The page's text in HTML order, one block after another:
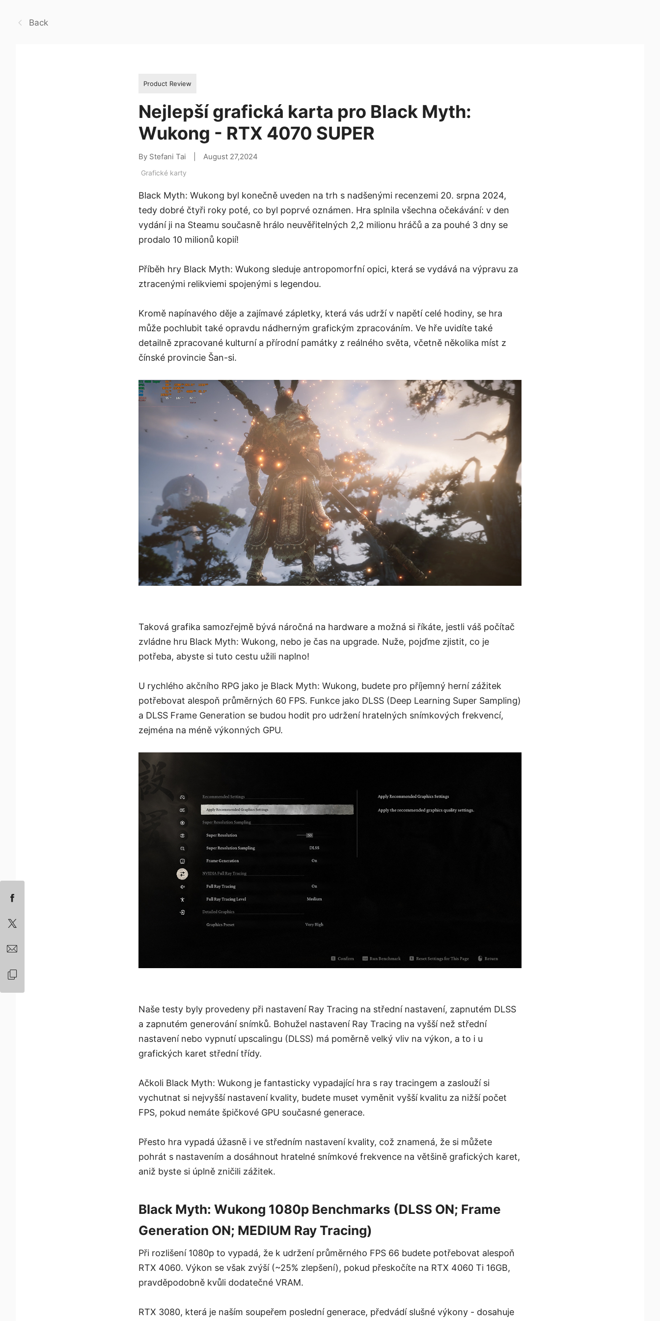
Back
Product Review
Nejlepší grafická karta pro Black Myth:
Wukong - RTX 4070 SUPER
By Stefani Tai August 27,2024
Grafické karty
Black Myth: Wukong byl konečně uveden na trh s nadšenými recenzemi 20. srpna 2024,
tedy dobré čtyři roky poté, co byl poprvé oznámen. Hra splnila všechna očekávání: v den
vydání ji na Steamu současně hrálo neuvěřitelných 2,2 milionu hráčů a za pouhé 3 dny se
prodalo 10 milionů kopií!
Příběh hry Black Myth: Wukong sleduje antropomorfní opici, která se vydává na výpravu za
ztracenými relikviemi spojenými s legendou.
Kromě napínavého děje a zajímavé zápletky, která vás udrží v napětí celé hodiny, se hra
může pochlubit také opravdu nádherným grafickým zpracováním. Ve hře uvidíte také
detailně zpracované kulturní a přírodní památky z reálného světa, včetně několika míst z
čínské provincie Šan-si.
Taková grafika samozřejmě bývá náročná na hardware a možná si říkáte, jestli váš počítač
zvládne hru Black Myth: Wukong, nebo je čas na upgrade. Nuže, pojďme zjistit, co je
potřeba, abyste si tuto cestu užili naplno!
U rychlého akčního RPG jako je Black Myth: Wukong, budete pro příjemný herní zážitek
potřebovat alespoň průměrných 60 FPS. Funkce jako DLSS (Deep Learning Super Sampling)
a DLSS Frame Generation se budou hodit pro udržení hratelných snímkových frekvencí,
zejména na méně výkonných GPU.
Naše testy byly provedeny při nastavení Ray Tracing na střední nastavení, zapnutém DLSS
a zapnutém generování snímků. Bohužel nastavení Ray Tracing na vyšší než střední
nastavení nebo vypnutí upscalingu (DLSS) má poměrně velký vliv na výkon, a to i u
grafických karet střední třídy.
Ačkoli Black Myth: Wukong je fantasticky vypadající hra s ray tracingem a zaslouží si
vychutnat si nejvyšší nastavení kvality, budete muset vyměnit vyšší kvalitu za nižší počet
FPS, pokud nemáte špičkové GPU současné generace.
Přesto hra vypadá úžasně i ve středním nastavení kvality, což znamená, že si můžete
pohrát s nastavením a dosáhnout hratelné snímkové frekvence na většině grafických karet,
aniž byste si úplně zničili zážitek.
Black Myth: Wukong 1080p Benchmarks (DLSS ON; Frame
Generation ON; MEDIUM Ray Tracing)
Při rozlišení 1080p to vypadá, že k udržení průměrného FPS 66 budete potřebovat alespoň
RTX 4060. Výkon se však zvýší (~25% zlepšení), pokud přeskočíte na RTX 4060 Ti 16GB,
pravděpodobně kvůli dodatečné VRAM.
RTX 3080, která je naším soupeřem poslední generace, předvádí slušné výkony - dosahuje